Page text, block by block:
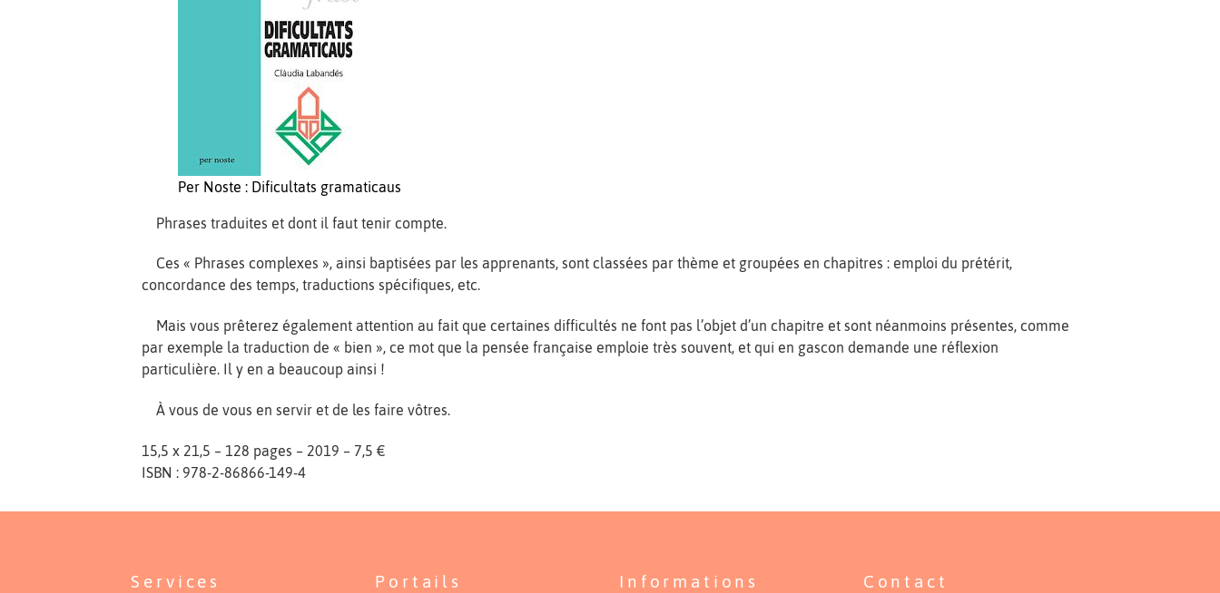
Per Noste : Dificultats gramaticaus
Phrases traduites et dont il faut tenir compte.
Ces « Phrases complexes », ainsi baptisées par les apprenants, sont classées par thème et groupées en chapitres : emploi du prétérit,
concordance des temps, traductions spécifiques, etc.
Mais vous prêterez également attention au fait que certaines difficultés ne font pas l’objet d’un chapitre et sont néanmoins présentes, comme
par exemple la traduction de « bien », ce mot que la pensée française emploie très souvent, et qui en gascon demande une réflexion
particulière. Il y en a beaucoup ainsi !
À vous de vous en servir et de les faire vôtres.
15,5 x 21,5 – 128 pages – 2019 – 7,5 €
ISBN : 978-2-86866-149-4
Services Portails Informations Contact